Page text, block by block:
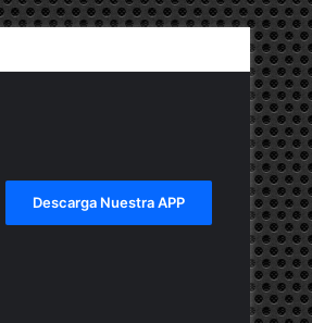
Descarga Nuestra APP